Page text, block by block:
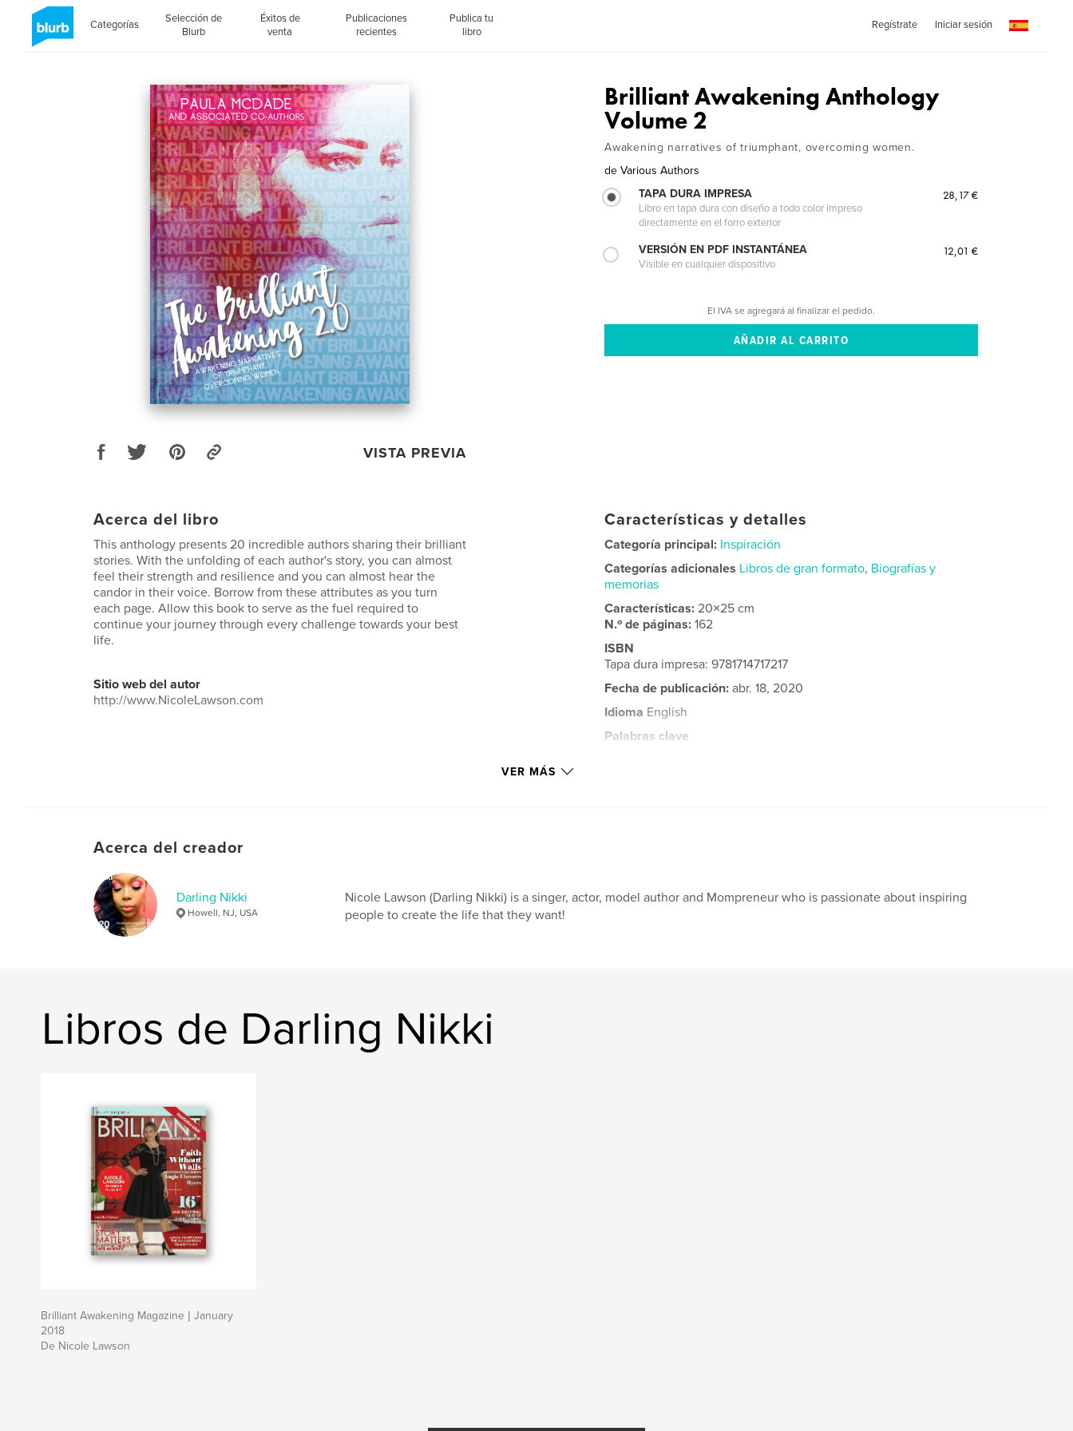
Categorías
Selección de
Blurb
Éxitos de
venta
Publicaciones
recientes
Publica tu
libro
Regístrate Iniciar sesión
VISTA PREVIA
Brilliant Awakening Anthology
Volume 2
Awakening narratives of triumphant, overcoming women.
de Various Authors
TAPA DURA IMPRESA
Libro en tapa dura con diseño a todo color impreso
directamente en el forro exterior
28,17 €
VERSIÓN EN PDF INSTANTÁNEA
Visible en cualquier dispositivo
12,01 €
El IVA se agregará al finalizar el pedido.
Acerca del libro
This anthology presents 20 incredible authors sharing their brilliant
stories. With the unfolding of each author's story, you can almost
feel their strength and resilience and you can almost hear the
candor in their voice. Borrow from these attributes as you turn
each page. Allow this book to serve as the fuel required to
continue your journey through every challenge towards your best
life.
Sitio web del autor
http://www.NicoleLawson.com
Características y detalles
Categoría principal: Inspiración
Categorías adicionales Libros de gran formato, Biografías y
memorias
Características:20×25 cm
N.º de páginas:162
ISBN
Tapa dura impresa: 9781714717217
Fecha de publicación: abr. 18, 2020
Idioma English
Palabras clave
VER MÁS
Acerca del creador
Darling Nikki
Howell, NJ, USA
Nicole Lawson (Darling Nikki) is a singer, actor, model author and Mompreneur who is passionate about inspiring
people to create the life that they want!
Libros de Darling Nikki
Brilliant Awakening Magazine | January
2018
De Nicole Lawson